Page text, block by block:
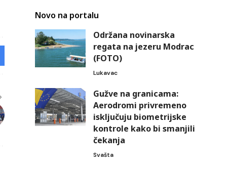
Novo na portalu
Održana novinarska
regata na jezeru Modrac
(FOTO)
Lukavac
Gužve na granicama:
Aerodromi privremeno
isključuju biometrijske
kontrole kako bi smanjili
čekanja
Svašta